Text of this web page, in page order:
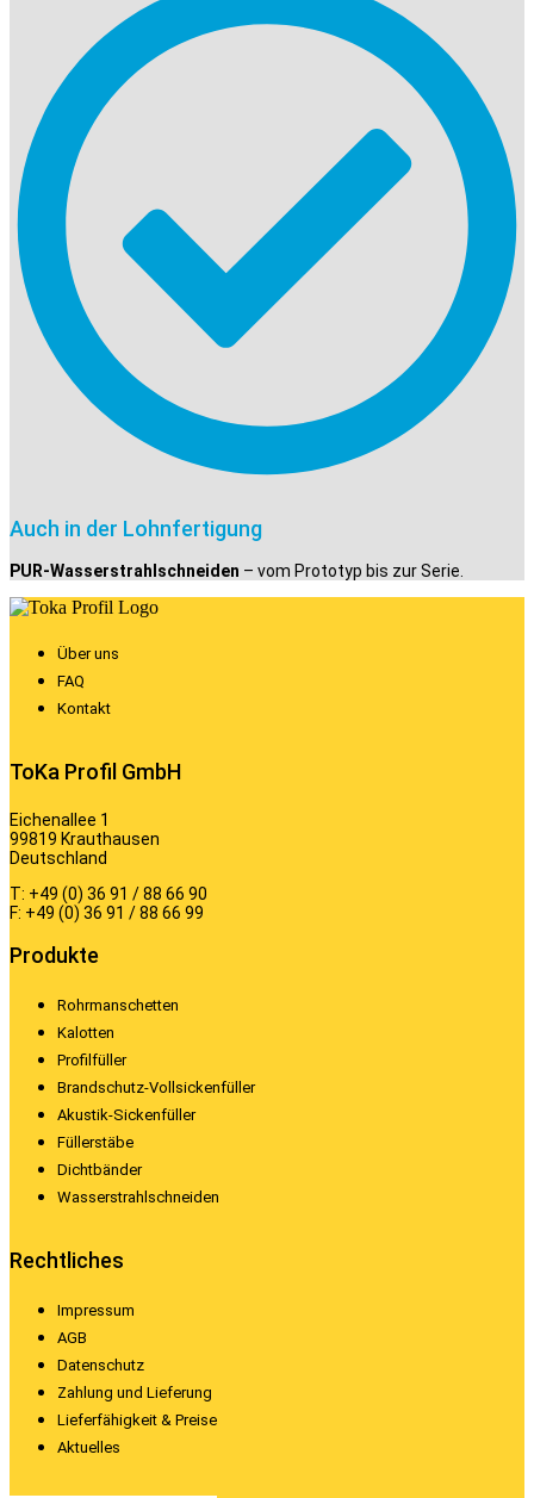
Auch in der Lohnfertigung
PUR-Wasserstrahlschneiden – vom Prototyp bis zur Serie.
Über uns
FAQ
Kontakt
ToKa Profil GmbH
Eichenallee 1
99819 Krauthausen
Deutschland
T: +49 (0) 36 91 / 88 66 90
F: +49 (0) 36 91 / 88 66 99
Produkte
Rohrmanschetten
Kalotten
Profilfüller
Brandschutz-Vollsickenfüller
Akustik-Sickenfüller
Füllerstäbe
Dichtbänder
Wasserstrahlschneiden
Rechtliches
Impressum
AGB
Datenschutz
Zahlung und Lieferung
Lieferfähigkeit & Preise
Aktuelles